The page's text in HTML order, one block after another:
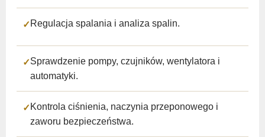
Regulacja spalania i analiza spalin.
Sprawdzenie pompy, czujników, wentylatora i
automatyki.
Kontrola ciśnienia, naczynia przeponowego i
zaworu bezpieczeństwa.